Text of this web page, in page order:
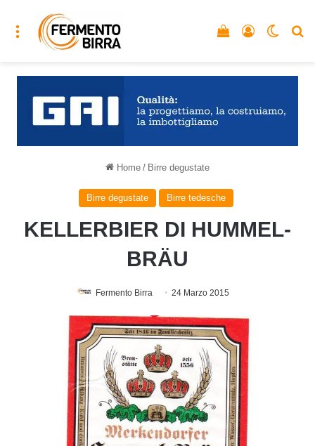
Menu Accedi
Vedi il carrello
Home / Birre degustate
Birre degustate Birre tedesche
KELLERBIER DI HUMMEL-
BRÄU
Fermento Birra 24 Marzo 2015